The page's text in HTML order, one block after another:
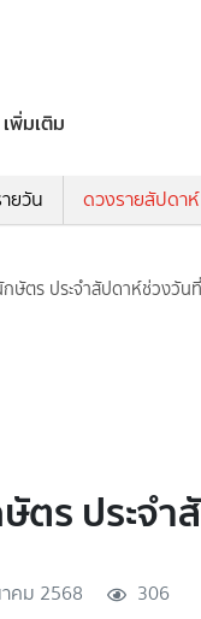
เพิ่มเติม
ยวัน ดวงรายสัปดาห์
ตร ประจำสัปดาห์ช่วงวัน
ร ประจำ
คม 2568 306